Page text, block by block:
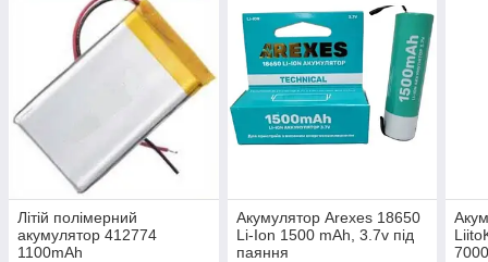
Літій полімерний
акумулятор 412774
1100mAh
Акумулятор Arexes 18650
Li-Ion 1500 mAh, 3.7v під
паяння